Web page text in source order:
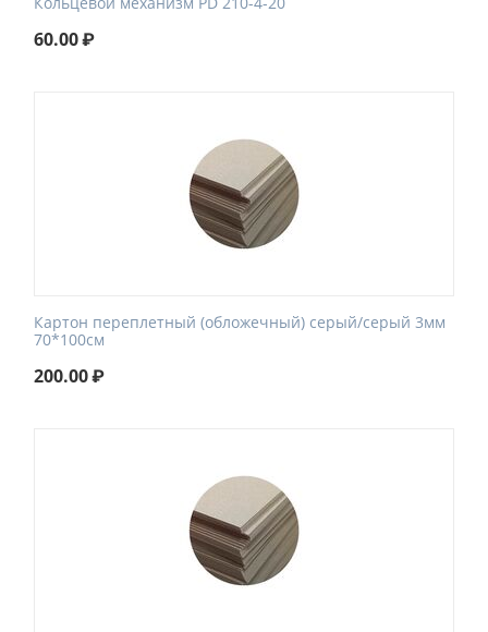
60.00₽
Картон переплетный (обложечный) серый/серый 3мм
70*100см
200.00₽